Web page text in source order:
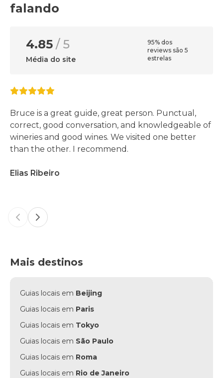
falando
4.85 / 5
Média do site
95% dos
reviews são 5
estrelas
Bruce is a great guide, great person. Punctual,
correct, good conversation, and knowledgeable of
wineries and good wines. We visited one better
than the other. I recommend.
Elias Ribeiro
Previous slide
Next slide
Mais destinos
Guias locais em Beijing
Guias locais em Paris
Guias locais em Tokyo
Guias locais em São Paulo
Guias locais em Roma
Guias locais em Rio de Janeiro